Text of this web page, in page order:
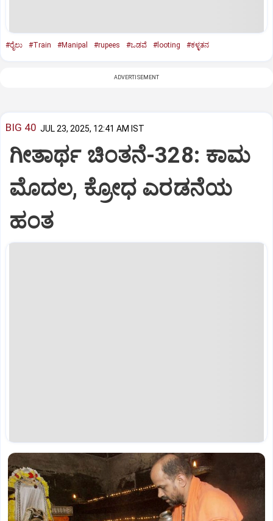
#ರೈಲು #Train #Manipal #rupees #ಒಡವೆ #looting #ಕಳ್ಳತನ
ADVERTISEMENT
BIG 40 JUL 23, 2025, 12:41 AM IST
ಗೀತಾರ್ಥ ಚಿಂತನೆ-328: ಕಾಮ
ಮೊದಲ, ಕ್ರೋಧ ಎರಡನೆಯ
ಹಂತ